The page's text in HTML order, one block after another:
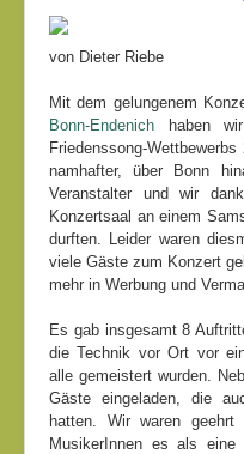
von Dieter Riebe
Mit dem gelungenem
Bonn-Endenich haben
Friedenssong-
namhafter, über Bonn
Veranstalter und wir
Konzertsaal an einem
durften. Leider waren
viele Gäste zum Konzert
mehr in Werbung und
Es gab insgesamt 8
die Technik vor Ort vor
alle gemeistert wurden.
Gäste eingeladen, die
hatten. Wir waren
MusikerInnen es als